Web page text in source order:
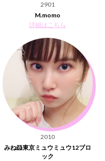
2901
M.momo
詳細はこちら
2010
みね🐹東京ミュウミュウ12ブロ
ック